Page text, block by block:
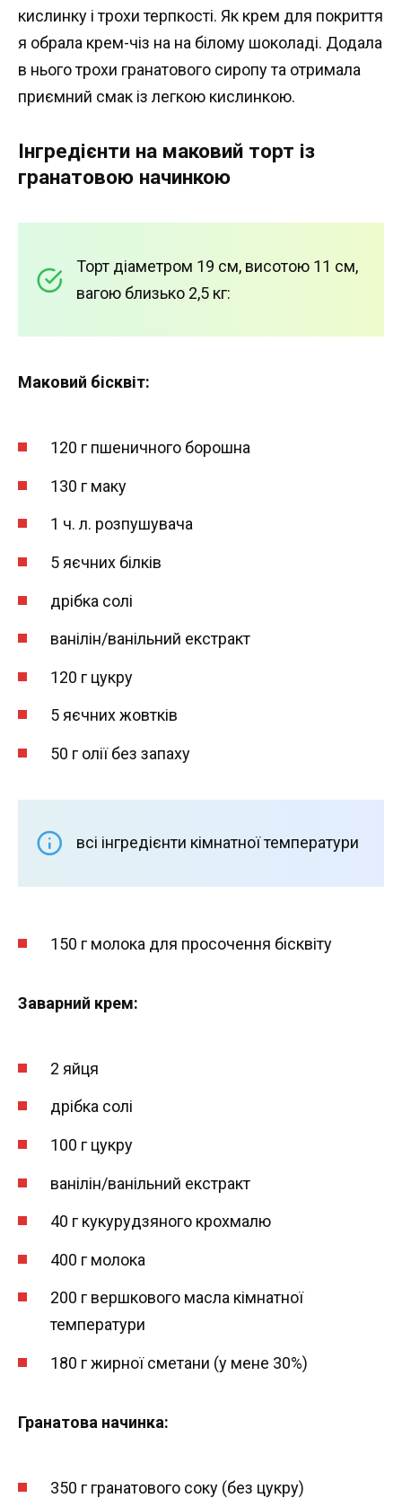
кислинку і трохи терпкості. Як крем для покриття
я обрала крем-чіз на на білому шоколаді. Додала
в нього трохи гранатового сиропу та отримала
приємний смак із легкою кислинкою.
Інгредієнти на маковий торт із
гранатовою начинкою
Торт діаметром 19 см, висотою 11 см,
вагою близько 2,5 кг:
Маковий бісквіт:
120 г пшеничного борошна
130 г маку
1 ч. л. розпушувача
5 яєчних білків
дрібка солі
ванілін/ванільний екстракт
120 г цукру
5 яєчних жовтків
50 г олії без запаху
всі інгредієнти кімнатної температури
150 г молока для просочення бісквіту
Заварний крем:
2 яйця
дрібка солі
100 г цукру
ванілін/ванільний екстракт
40 г кукурудзяного крохмалю
400 г молока
200 г вершкового масла кімнатної
температури
180 г жирної сметани (у мене 30%)
Гранатова начинка:
350 г гранатового соку (без цукру)